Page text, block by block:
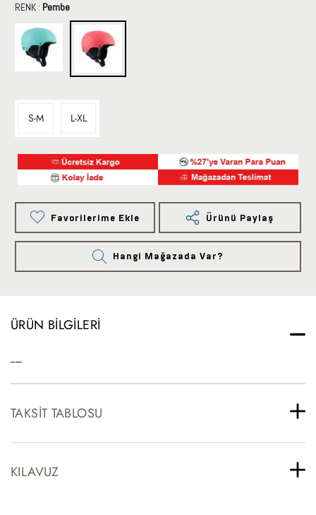
RENK : Pembe
S-M L-XL
Favorilerime Ekle Ürünü Paylaş
Hangi Mağazada Var?
ÜRÜN BILGILERI
-----
TAKSIT TABLOSU
KILAVUZ